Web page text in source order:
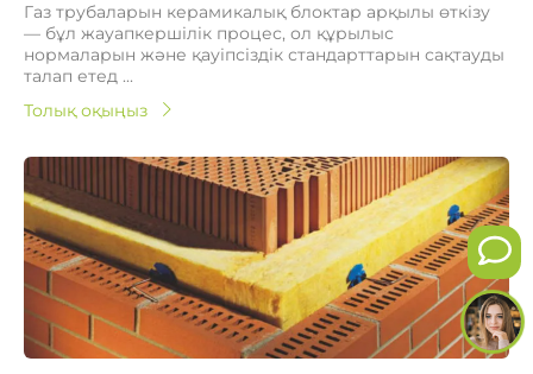
Газ трубаларын керамикалық блоктар арқылы өткізу
— бұл жауапкершілік процес, ол құрылыс
нормаларын және қауіпсіздік стандарттарын сақтауды
талап етед ...
Толық оқыңыз